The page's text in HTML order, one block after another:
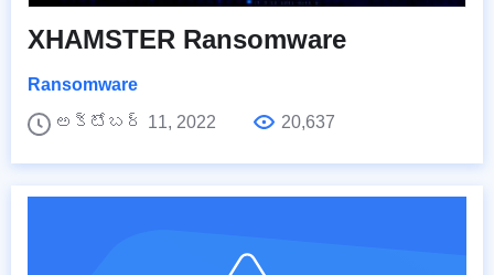
XHAMSTER Ransomware
Ransomware
అక్టోబర్ 11, 2022
20,637